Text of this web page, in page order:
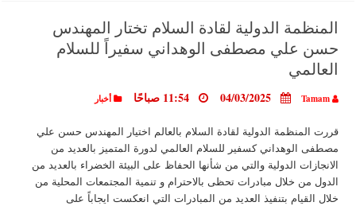
المنظمة الدولية لقادة السلام تختار المهندس
حسن علي مصطفى الوهداني سفيراً للسلام
العالمي
Tamam
04/03/2025 11:54 صباحًا أخبار
قررت المنظمة الدولية لقادة السلام بالعالم اختيار المهندس حسن علي
مصطفى الوهداني كسفير للسلام العالمي لدورة المتميز بالعديد من
الانجازات الدولية والتي من شأنها الحفاظ على البيئة الخضراء بالعديد من
الدول من خلال مبادرات تحظى بالاحترام و تنمية المجتمعات المحلية من
خلال القيام بتنفيذ العديد من المبادرات التي انعكست ايجاباً على